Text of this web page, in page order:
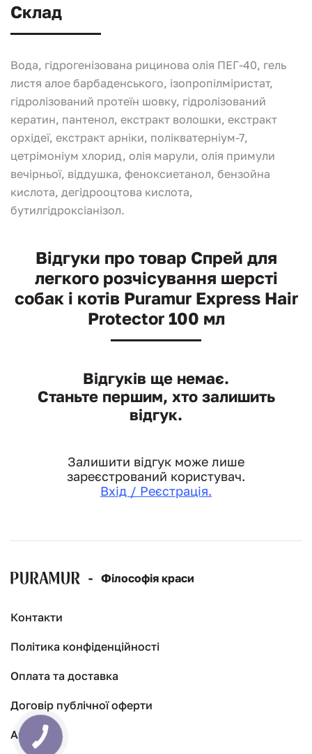
Склад
Вода, гідрогенізована рицинова олія ПЕГ-40, гель
листя алое барбаденського, ізопропілміристат,
гідролізований протеїн шовку, гідролізований
кератин, пантенол, екстракт волошки, екстракт
орхідеї, екстракт арніки, полікватерніум-7,
цетрімоніум хлорид, олія марули, олія примули
вечірньої, віддушка, феноксиетанол, бензойна
кислота, дегідрооцтова кислота,
бутилгідроксіанізол.
Відгуки про товар Спрей для
легкого розчісування шерсті
собак і котів Puramur Express Hair
Protector 100 мл
Відгуків ще немає.
Станьте першим, хто залишить
відгук.
Залишити відгук може лише
зареєстрований користувач.
Вхід / Реєстрація.
- Філософія краси
Контакти
Політика конфіденційності
Оплата та доставка
Договір публічної оферти
Акції